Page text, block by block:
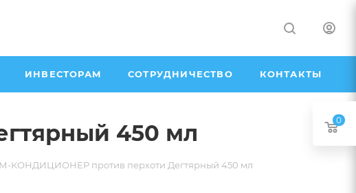
ИНВЕСТОРАМ СОТРУДНИЧЕСТВО КОНТАКТЫ
450 мл
КОНДИЦИОНЕР против перхоти Дегтярный 450 мл
0